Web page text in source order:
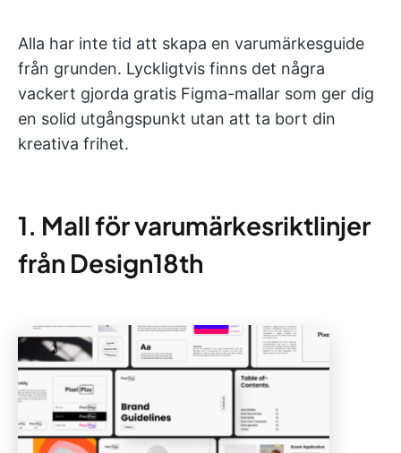
Alla har inte tid att skapa en varumärkesguide
från grunden. Lyckligtvis finns det några
vackert gjorda gratis Figma-mallar som ger dig
en solid utgångspunkt utan att ta bort din
kreativa frihet.
1. Mall för varumärkesriktlinjer
från Design18th